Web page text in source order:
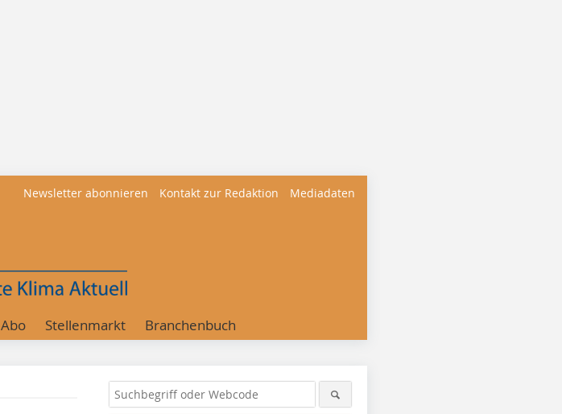
Newsletter abonnieren Kontakt zur Redaktion Mediadaten
Abo Stellenmarkt Branchenbuch